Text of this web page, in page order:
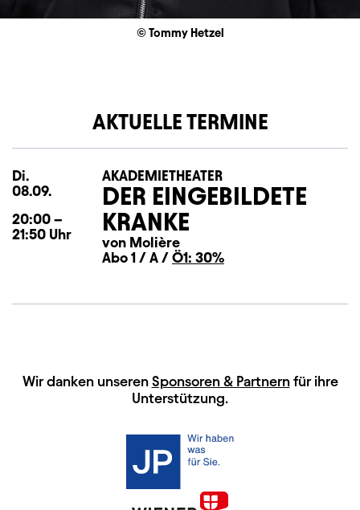
© Tommy Hetzel
AKTUELLE TERMINE
Di.
08.09.
20:00 –
21:50 Uhr
AKADEMIETHEATER
DER EINGEBILDETE
KRANKE
von Molière
Abo 1 / A / Ö1: 30%
HAUPTSPONSOREN
Wir danken unseren Sponsoren & Partnernfür ihre
Unterstützung.